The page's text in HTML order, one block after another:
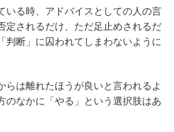
いる時、アドバイスとしての人の言
定されるだけ、ただ足止めされるだ
判断」に囚われてしまわないように
らは離れたほうが良いと言われるよ
のなかに「やる」という選択肢はあ